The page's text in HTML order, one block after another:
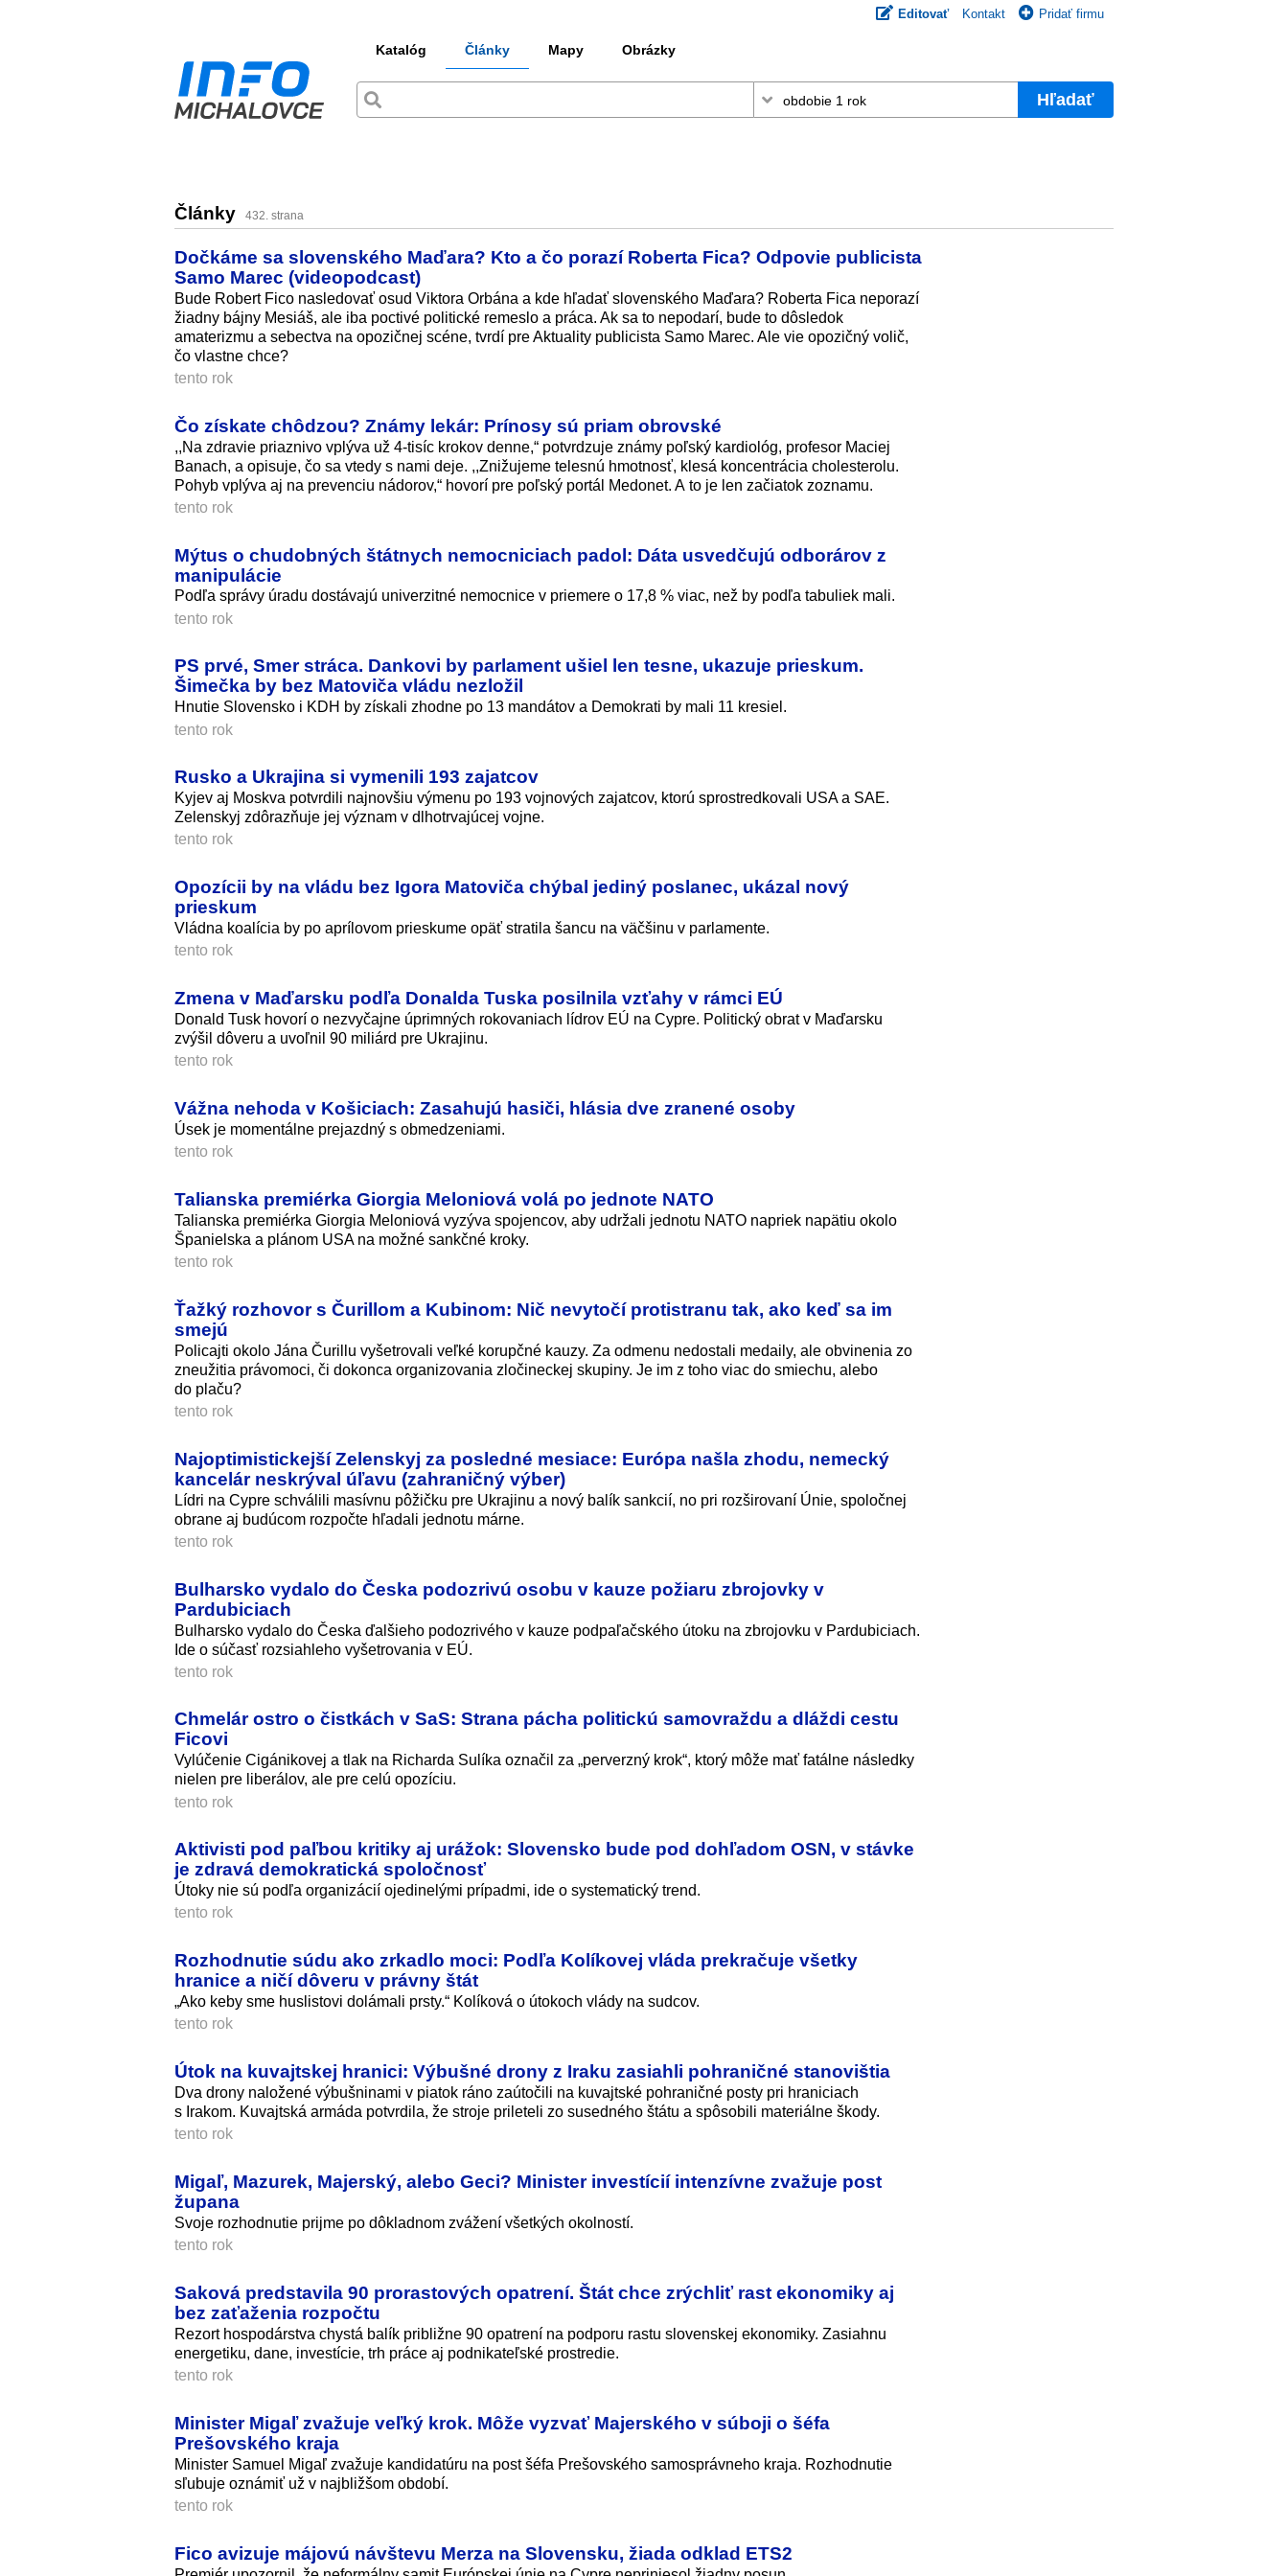
Editovať Kontakt Pridať firmu
Katalóg Články Mapy Obrázky
Hľadať
Články 432. strana
Dočkáme sa slovenského Maďara? Kto a čo porazí Roberta Fica? Odpovie publicista
Samo Marec (videopodcast)
Bude Robert Fico nasledovať osud Viktora Orbána a kde hľadať slovenského Maďara? Roberta Fica neporazí
žiadny bájny Mesiáš, ale iba poctivé politické remeslo a práca. Ak sa to nepodarí, bude to dôsledok
amaterizmu a sebectva na opozičnej scéne, tvrdí pre Aktuality publicista Samo Marec. Ale vie opozičný volič,
čo vlastne chce?
tento rok
Čo získate chôdzou? Známy lekár: Prínosy sú priam obrovské
,,Na zdravie priaznivo vplýva už 4-tisíc krokov denne,“ potvrdzuje známy poľský kardiológ, profesor Maciej
Banach, a opisuje, čo sa vtedy s nami deje. ,,Znižujeme telesnú hmotnosť, klesá koncentrácia cholesterolu.
Pohyb vplýva aj na prevenciu nádorov,“ hovorí pre poľský portál Medonet. A to je len začiatok zoznamu.
tento rok
Mýtus o chudobných štátnych nemocniciach padol: Dáta usvedčujú odborárov z
manipulácie
Podľa správy úradu dostávajú univerzitné nemocnice v priemere o 17,8 % viac, než by podľa tabuliek mali.
tento rok
PS prvé, Smer stráca. Dankovi by parlament ušiel len tesne, ukazuje prieskum.
Šimečka by bez Matoviča vládu nezložil
Hnutie Slovensko i KDH by získali zhodne po 13 mandátov a Demokrati by mali 11 kresiel.
tento rok
Rusko a Ukrajina si vymenili 193 zajatcov
Kyjev aj Moskva potvrdili najnovšiu výmenu po 193 vojnových zajatcov, ktorú sprostredkovali USA a SAE.
Zelenskyj zdôrazňuje jej význam v dlhotrvajúcej voj­ne.
tento rok
Opozícii by na vládu bez Igora Matoviča chýbal jediný poslanec, ukázal nový
prieskum
Vládna koalícia by po aprílovom prieskume opäť stratila šancu na väčšinu v parlamente.
tento rok
Zmena v Maďarsku podľa Donalda Tuska posilnila vzťahy v rámci EÚ
Donald Tusk hovorí o nezvyčajne úprimných rokovaniach lídrov EÚ na Cypre. Politický obrat v Maďarsku
zvýšil dôveru a uvoľnil 90 miliárd pre Ukrajinu.
tento rok
Vážna nehoda v Košiciach: Zasahujú hasiči, hlásia dve zranené osoby
Úsek je momentálne prejazdný s obmedzeniami.
tento rok
Talianska premiérka Giorgia Meloniová volá po jednote NATO
Talianska premiérka Giorgia Meloniová vyzýva spojencov, aby udržali jednotu NATO napriek napätiu okolo
Španielska a plánom USA na možné sankčné kroky.
tento rok
Ťažký rozhovor s Čurillom a Kubinom: Nič nevytočí protistranu tak, ako keď sa im
smejú
Policajti okolo Jána Čurillu vyšetrovali veľké korupčné kauzy. Za odmenu nedostali medaily, ale obvinenia zo
zneužitia právomoci, či dokonca organizovania zločineckej skupiny. Je im z toho viac do smiechu, alebo
do plaču?
tento rok
Najoptimistickejší Zelenskyj za posledné mesiace: Európa našla zhodu, nemecký
kancelár neskrýval úľavu (zahraničný výber)
Lídri na Cypre schválili masívnu pôžičku pre Ukrajinu a nový balík sankcií, no pri rozširovaní Únie, spoločnej
obrane aj budúcom rozpočte hľadali jednotu márne.
tento rok
Bulharsko vydalo do Česka podozrivú osobu v kauze požiaru zbrojovky v
Pardubiciach
Bulharsko vydalo do Česka ďalšieho podozrivého v kauze podpaľačského útoku na zbrojovku v Pardubiciach.
Ide o súčasť rozsiahleho vyšetrovania v EÚ.
tento rok
Chmelár ostro o čistkách v SaS: Strana pácha politickú samovraždu a dláždi cestu
Ficovi
Vylúčenie Cigánikovej a tlak na Richarda Sulíka označil za „perverzný krok“, ktorý môže mať fatálne následky
nielen pre liberálov, ale pre celú opozíciu.
tento rok
Aktivisti pod paľbou kritiky aj urážok: Slovensko bude pod dohľadom OSN, v stávke
je zdravá demokratická spoločnosť
Útoky nie sú podľa organizácií ojedinelými prípadmi, ide o systematický tren­d.
tento rok
Rozhodnutie súdu ako zrkadlo moci: Podľa Kolíkovej vláda prekračuje všetky
hranice a ničí dôveru v právny štát
„Ako keby sme huslistovi dolámali prsty.“ Kolíková o útokoch vlády na sudcov.
tento rok
Útok na kuvajtskej hranici: Výbušné drony z Iraku zasiahli pohraničné stanovištia
Dva drony naložené výbušninami v piatok ráno zaútočili na kuvajtské pohraničné posty pri hraniciach
s Irakom. Kuvajtská armáda potvrdila, že stroje prileteli zo susedného štátu a spôsobili materiálne škody.
tento rok
Migaľ, Mazurek, Majerský, alebo Geci? Minister investícií intenzívne zvažuje post
župana
Svoje rozhodnutie prijme po dôkladnom zvážení všetkých okolností.
tento rok
Saková predstavila 90 prorastových opatrení. Štát chce zrýchliť rast ekonomiky aj
bez zaťaženia rozpočtu
Rezort hospodárstva chystá balík približne 90 opatrení na podporu rastu slovenskej ekonomiky. Zasiahnu
energetiku, dane, investície, trh práce aj podnikateľské prostredie.
tento rok
Minister Migaľ zvažuje veľký krok. Môže vyzvať Majerského v súboji o šéfa
Prešovského kraja
Minister Samuel Migaľ zvažuje kandidatúru na post šéfa Prešovského samosprávneho kraja. Rozhodnutie
sľubuje oznámiť už v najbližšom období.
tento rok
Fico avizuje májovú návštevu Merza na Slovensku, žiada odklad ETS2